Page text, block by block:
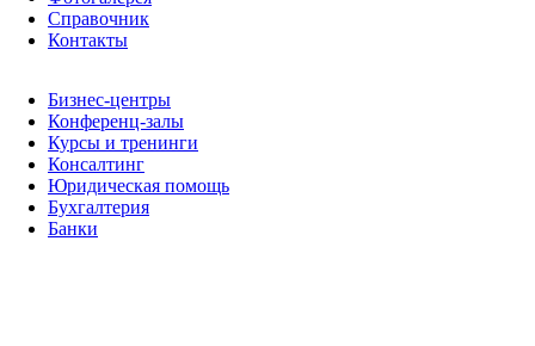
Справочник
Контакты
Бизнес-центры
Конференц-залы
Курсы и тренинги
Консалтинг
Юридическая помощь
Бухгалтерия
Банки